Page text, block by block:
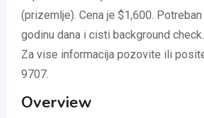
(prizemlje). Cena je $1,600.
godinu dana i cisti background check.
Za vise informacija pozovite ili
9707.
Overview